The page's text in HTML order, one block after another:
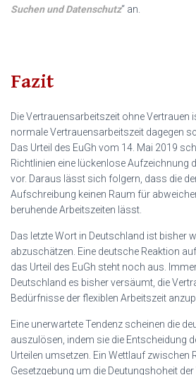
Suchen und Datenschutz“ an.
Fazit
Die Vertrauensarbeitszeit ohne Vertrauen
normale Vertrauensarbeitszeit dagegen
Das Urteil des EuGh vom 14. Mai 2019
Richtlinien eine lückenlose Aufzeichnung
vor. Daraus lässt sich folgern, dass die
Aufschreibung keinen Raum für
beruhende Arbeitszeiten lässt.
Das letzte Wort in Deutschland ist bisher
abzuschätzen. Eine deutsche Reaktion
das Urteil des EuGh steht noch aus.
Deutschland es bisher versäumt, die
Bedürfnisse der flexiblen Arbeitszeit
Eine unerwartete Tendenz scheinen die
auszulösen, indem sie die Entscheidung
Urteilen umsetzen. Ein Wettlauf zwischen
Gesetzgebung um die Deutungshoheit